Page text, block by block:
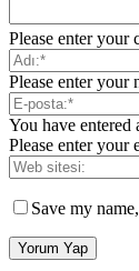
Please enter your
Please enter your
You have entered
Please enter your
Save my